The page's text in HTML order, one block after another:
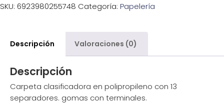
SKU: 6923980255748 Categoría: Papelería
Descripción Valoraciones (0)
Descripción
Carpeta clasificadora en polipropileno con 13
separadores. gomas con terminales.